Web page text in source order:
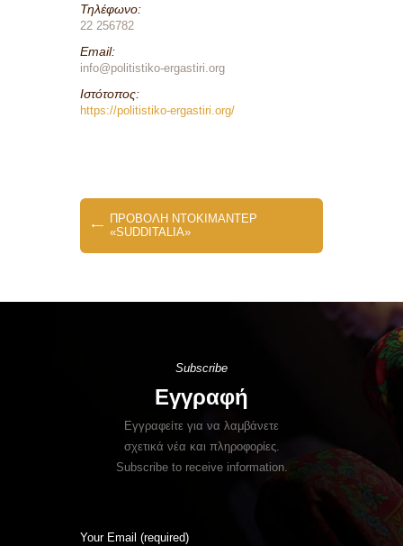
Τηλέφωνο:
22 256782
Email:
info@politistiko-ergastiri.org
Ιστότοπος:
https://politistiko-ergastiri.org/
ΠΡΟΒΟΛΗ ΝΤΟΚΙΜΑΝΤΕΡ
«SUDDITALIA»
Subscribe
Εγγραφή
Εγγραφείτε για να λαμβάνετε
σχετικά νέα και πληροφορίες.
Subscribe to receive information.
Your Email (required)